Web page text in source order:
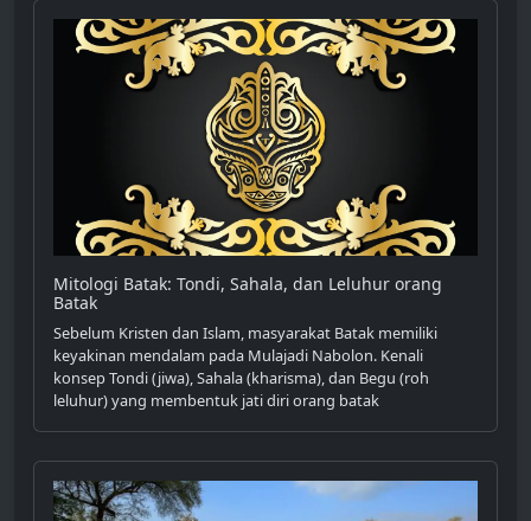
Mitologi Batak: Tondi, Sahala, dan Leluhur orang
Batak
Sebelum Kristen dan Islam, masyarakat Batak memiliki
keyakinan mendalam pada Mulajadi Nabolon. Kenali
konsep Tondi (jiwa), Sahala (kharisma), dan Begu (roh
leluhur) yang membentuk jati diri orang batak